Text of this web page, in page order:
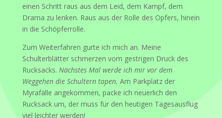
einen Schritt raus aus dem Leid, dem Kampf, dem
Drama zu lenken. Raus aus der Rolle des Opfers, hinein
in die Schöpferrolle.
Zum Weiterfahren gurte ich mich an. Meine
Schulterblätter schmerzen vom gestrigen Druck des
Rucksacks. Nächstes Mal werde ich mir vor dem
Weggehen die Schultern tapen. Am Parkplatz der
Myrafälle angekommen, packe ich neuerlich den
Rucksack um, der muss für den heutigen Tagesausflug
viel leichter werden!